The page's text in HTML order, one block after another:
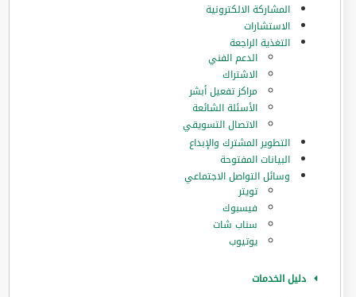
المشاركة الالكترونية
الاستشارات
التغذية الراجعة
الدعم الفني
الاشتراك
مراكز تفعيل أبشر
الأسئلة الشائعة
الاتصال التسويقي
التطوير المشترك والإبداع
البيانات المفتوحة
وسائل التواصل الاجتماعي
تويتر
فيسبوك
سناب شات
يوتيوب
دليل الخدمات